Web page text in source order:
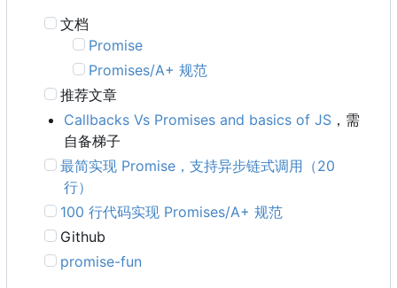
文档
Promise
Promises/A+ 规范
推荐文章
Callbacks Vs Promises and basics of JS ，需
自备梯子
最简实现 Promise ，支持异步链式调用 （20
行）
100 行代码实现 Promises/A+ 规范
Github
promise-fun